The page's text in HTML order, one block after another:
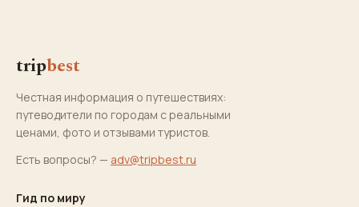
tripbest
Честная информация о путешествиях:
путеводители по городам с реальными
ценами, фото и отзывами туристов.
Есть вопросы? — adv@tripbest.ru
Гид по миру